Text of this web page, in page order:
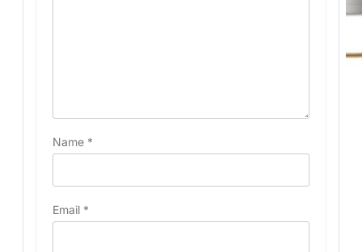
Name *
Email *